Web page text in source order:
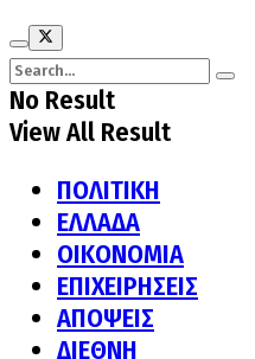
No Result
View All Result
ΠΟΛΙΤΙΚΗ
ΕΛΛΑΔΑ
ΟΙΚΟΝΟΜΙΑ
ΕΠΙΧΕΙΡΗΣΕΙΣ
ΑΠΟΨΕΙΣ
ΔΙΕΘΝΗ